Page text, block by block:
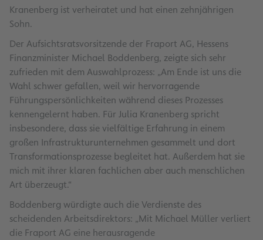
Kranenberg ist verheiratet und hat einen zehnjährigen
Sohn.
Der Aufsichtsratsvorsitzende der Fraport AG, Hessens
Finanzminister Michael Boddenberg, zeigte sich sehr
zufrieden mit dem Auswahlprozess: „Am Ende ist uns die
Wahl schwer gefallen, weil wir hervorragende
Führungspersönlichkeiten während dieses Prozesses
kennengelernt haben. Für Julia Kranenberg spricht
insbesondere, dass sie vielfältige Erfahrung in einem
großen Infrastrukturunternehmen gesammelt und dort
Transformationsprozesse begleitet hat. Außerdem hat sie
mich mit ihrer klaren fachlichen aber auch menschlichen
Art überzeugt.“
Boddenberg würdigte auch die Verdienste des
scheidenden Arbeitsdirektors: „Mit Michael Müller verliert
die Fraport AG eine herausragende